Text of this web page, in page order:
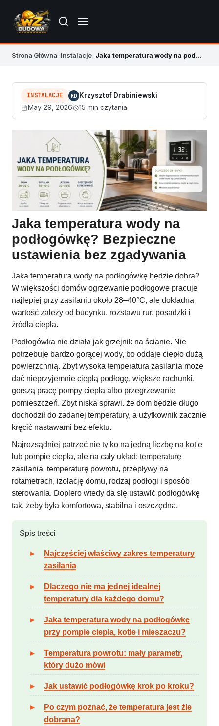
Strona Główna–Instalacje– Jaka temperatura wody na podłogówkę? Zakresy i ustawienia
INSTALACJE KD Krzysztof Drabiniewski
May 29, 2026
15 min czytania
Jaka temperatura wody na
podłogówkę? Bezpieczne
ustawienia bez zgadywania
Jaka temperatura wody na podłogówkę będzie dobra?
W większości domów ogrzewanie podłogowe pracuje
najlepiej przy zasilaniu około 28–40°C, ale dokładna
wartość zależy od budynku, rozstawu rur, posadzki i
źródła ciepła.
Podłogówka nie działa jak grzejnik na ścianie. Nie
potrzebuje bardzo gorącej wody, bo oddaje ciepło dużą
powierzchnią. Zbyt wysoka temperatura zasilania może
dać nieprzyjemnie ciepłą podłogę, większe rachunki,
gorszą pracę pompy ciepła albo przegrzewanie
pomieszczeń. Zbyt niska sprawi, że dom będzie długo
dochodził do zadanej temperatury, a użytkownik zacznie
kręcić nastawami bez efektu.
Najrozsądniej patrzeć nie tylko na jedną liczbę na kotle
lub pompie ciepła, ale na cały układ: temperaturę
zasilania, temperaturę powrotu, przepływy na
rotametrach, izolację domu, rodzaj podłogi i sposób
sterowania. Dopiero wtedy da się ustawić podłogówkę
tak, żeby była komfortowa, stabilna i oszczędna.
Spis treści
Najczęściej właściwy zakres temperatury
zasilania
Dlaczego nie ma jednej idealnej
temperatury dla każdego domu?
Jaka temperatura wody na podłogówkę
przy pompie ciepła, kotle i mieszaczu?
Temperatura powrotu: mały parametr,
który dużo mówi
Jak ustawić podłogówkę krok po kroku?
Po czym poznać, że temperatura jest źle
dobrana?